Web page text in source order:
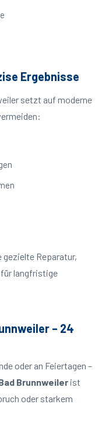
Ergebnisse
setzt auf moderne
gezielte Reparatur,
für langfristige
– 24
oder an Feiertagen –
Brunnweilerist
oder starkem